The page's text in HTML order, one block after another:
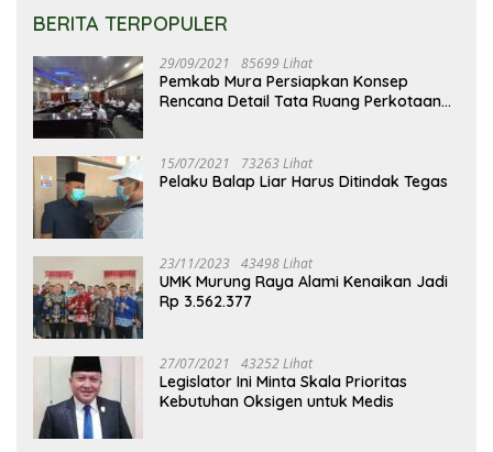
BERITA TERPOPULER
29/09/2021 85699 Lihat
Pemkab Mura Persiapkan Konsep
Rencana Detail Tata Ruang Perkotaan
15/07/2021 73263 Lihat
Pelaku Balap Liar Harus Ditindak Tegas
23/11/2023 43498 Lihat
UMK Murung Raya Alami Kenaikan Jadi
Rp 3.562.377
27/07/2021 43252 Lihat
Legislator Ini Minta Skala Prioritas
Kebutuhan Oksigen untuk Medis